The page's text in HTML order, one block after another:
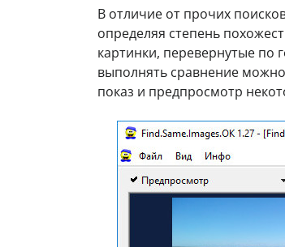
В отличие от прочих
определяя степень
картинки, перевернутые по
выполнять сравнение
показ и предпросмотр